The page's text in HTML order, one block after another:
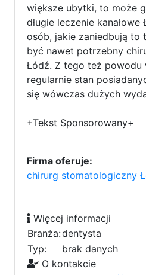
większe ubytki, to może
długie leczenie
osób, jakie zaniedbują to
być nawet potrzebny
Łódź. Z tego też powodu
regularnie stan
się wówczas dużych
+Tekst Sponsorowany+
Firma oferuje:
chirurg stomatologiczny
Więcej informacji
Branża:dentysta
Typ:
brak danych
O kontakcie